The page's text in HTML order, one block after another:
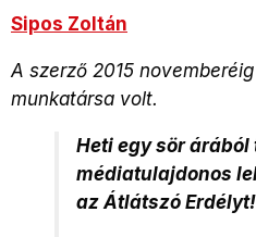
Sipos Zoltán
A szerző 2015
munkatársa volt.
Heti egy sör árából
médiatulajdonos
az Átlátszó Erdélyt!